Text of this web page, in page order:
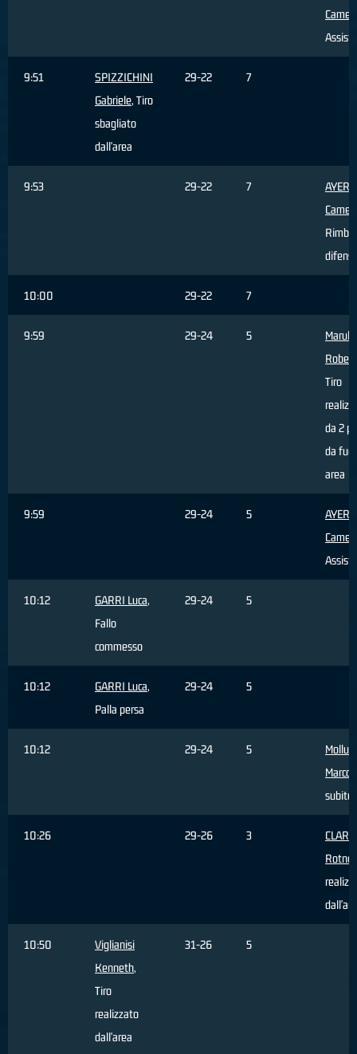
Assist
9:51
SPIZZICHINI
Gabriele, Tiro
sbagliato
dall'area
29-22 7
9:53 29-22 7
AYERS
10:00 29-22 7
9:59 29-24 5
Marulli
Tiro
da 2
da
area
9:59 29-24 5
AYERS
Assist
10:12 GARRI Luca,
Fallo
commesso
29-24 5
10:12 GARRI Luca,
Palla persa
29-24 5
10:12 29-24 5
Mollura
Marco
subito
10:26 29-26 3
Rotnei
10:50
Viglianisi
Kenneth,
Tiro
realizzato
dall'area
31-26 5